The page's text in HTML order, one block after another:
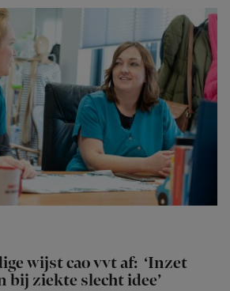
wijst cao vvt af: ‘Inzet
bij ziekte slecht idee’